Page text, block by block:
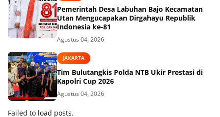
Pemerintah Desa Labuhan Bajo Kecamatan
Utan Mengucapakan Dirgahayu Republik
Indonesia ke-81
Agustus 04, 2026
JAKARTA
Tim Bulutangkis Polda NTB Ukir Prestasi di
Kapolri Cup 2026
Agustus 04, 2026
Failed to load posts.